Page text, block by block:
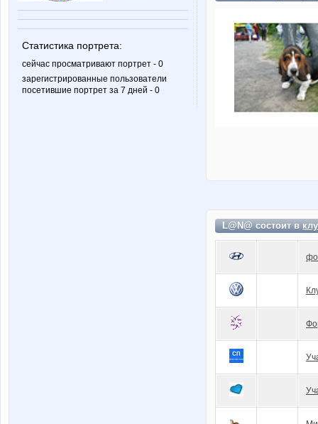
Статистика портрета:
сейчас просматривают портрет - 0
зарегистрированные пользователи
посетившие портрет за 7 дней - 0
L@N@ состоит в